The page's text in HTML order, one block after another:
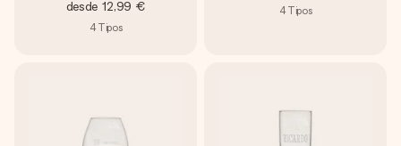
desde 12,99 €
4Tipos
4Tipos